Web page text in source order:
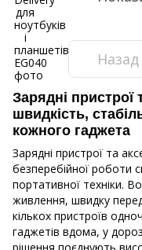
Назад
Зарядні
швидкість,
кожного гаджета
Зарядні пристрої та
безперебійної роботи
портативної техніки.
живлення, швидку
кількох пристроїв
гаджетів вдома, у